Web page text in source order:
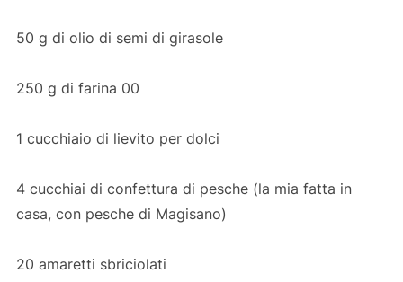
50 g di olio di semi di girasole
250 g di farina 00
1 cucchiaio di lievito per dolci
4 cucchiai di confettura di pesche (la mia fatta in
casa, con pesche di Magisano)
20 amaretti sbriciolati